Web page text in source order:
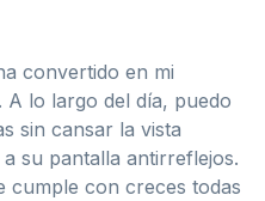
convertido en mi
A lo largo del día, puedo
sin cansar la vista
su pantalla antirreflejos.
cumple con creces todas